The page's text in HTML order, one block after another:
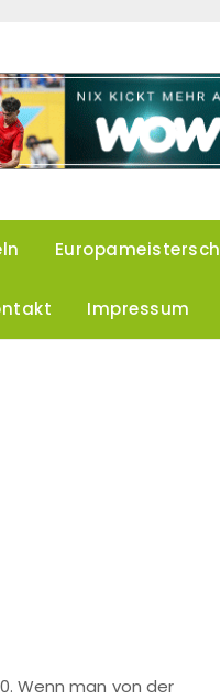
Impressum
Wenn man von der